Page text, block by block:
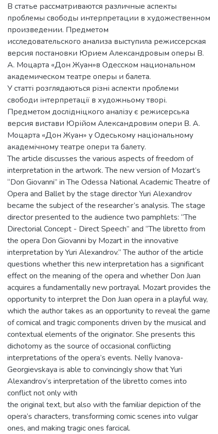
В статье рассматриваются различные аспекты
проблемы свободы интерпретации в художественном
произведении. Предметом
исследовательского анализа выступила режиссерская
версия постановки Юрием Александровым оперы В.
А. Моцарта «Дон Жуан»в Одесском национальном
академическом театре оперы и балета.
У статті розглядаються різні аспекти проблеми
свободи інтерпретації в художньому творі.
Предметом дослідніцкого аналізу є режисерська
версия вистави Юрійом Александровим опери В. А.
Моцарта «Дон Жуан» у Одеському національному
академічному театре опери та балету.
The article discusses the various aspects of freedom of
interpretation in the artwork. The new version of Mozart’s
“Don Giovanni” in The Odessa National Academic Theatre of
Opera and Ballet by the stage director Yuri Alexandrov
became the subject of the researcher’s analysis. The stage
director presented to the audience two pamphlets: “The
Directorial Concept - Direct Speech” and “The libretto from
the opera Don Giovanni by Mozart in the innovative
interpretation by Yuri Alexandrov.” The author of the article
questions whether this new interpretation has a significant
effect on the meaning of the opera and whether Don Juan
acquires a fundamentally new portrayal. Mozart provides the
opportunity to interpret the Don Juan opera in a playful way,
which the author takes as an opportunity to reveal the game
of comical and tragic components driven by the musical and
contextual elements of the originator. She presents this
dichotomy as the source of occasional conflicting
interpretations of the opera’s events. Nelly Ivanova-
Georgievskaya is able to convincingly show that Yuri
Alexandrov’s interpretation of the libretto comes into
conflict not only with
the original text, but also with the familiar depiction of the
opera’s characters, transforming comic scenes into vulgar
ones, and making tragic ones farcical.